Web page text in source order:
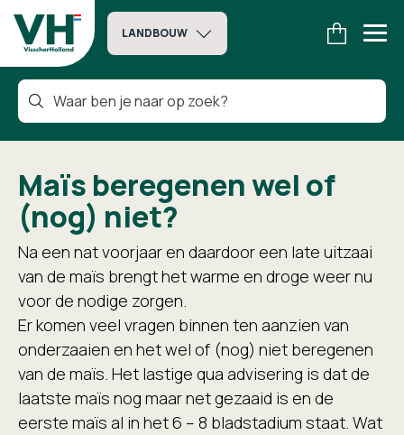
LANDBOUW
Maïs beregenen wel of
(nog) niet?
Na een nat voorjaar en daardoor een late uitzaai
van de maïs brengt het warme en droge weer nu
voor de nodige zorgen.
Er komen veel vragen binnen ten aanzien van
onderzaaien en het wel of (nog) niet beregenen
van de maïs. Het lastige qua advisering is dat de
laatste maïs nog maar net gezaaid is en de
eerste maïs al in het 6 – 8 bladstadium staat. Wat